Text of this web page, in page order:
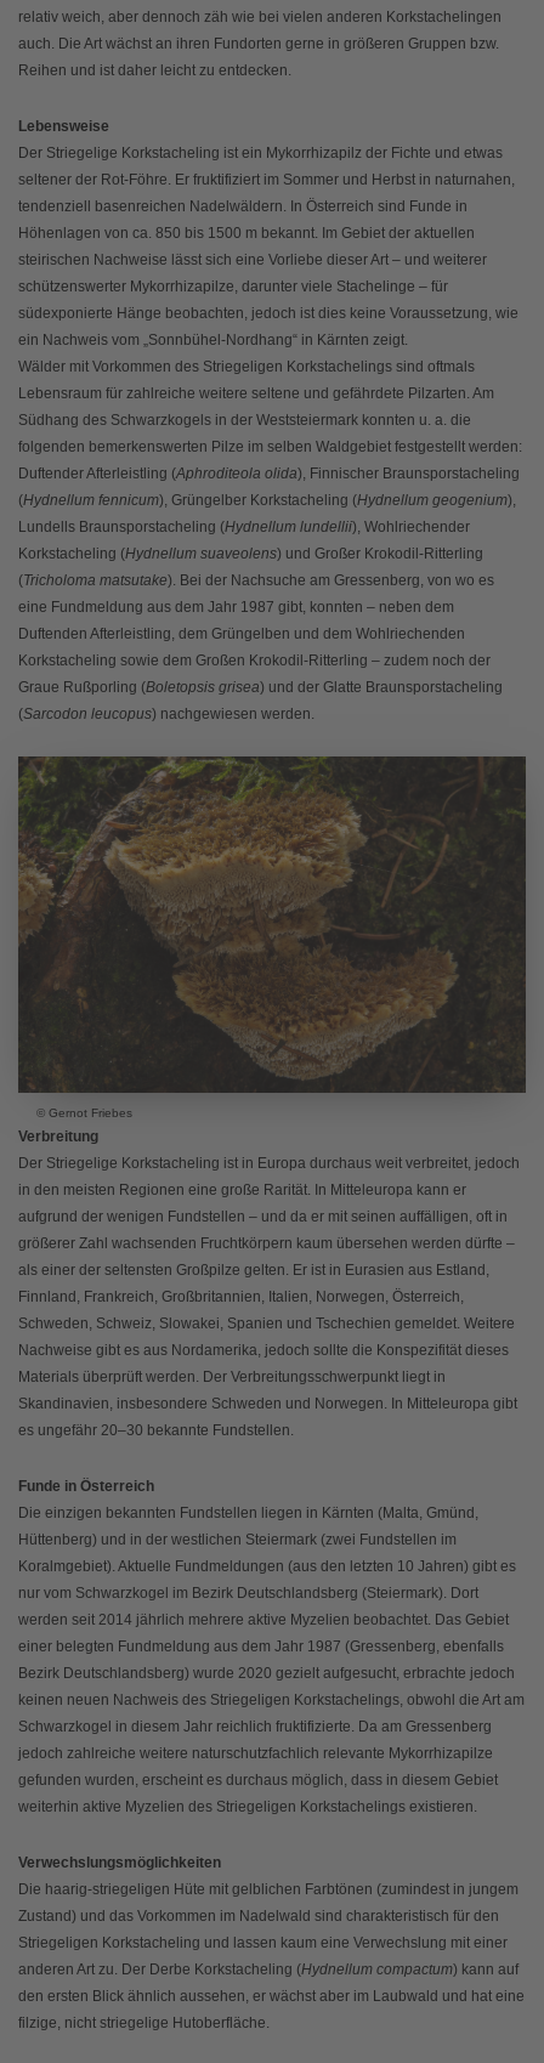
relativ weich, aber dennoch zäh wie bei vielen anderen Korkstachelingen
auch. Die Art wächst an ihren Fundorten gerne in größeren Gruppen bzw.
Reihen und ist daher leicht zu entdecken.
Lebensweise
Der Striegelige Korkstacheling ist ein Mykorrhizapilz der Fichte und etwas
seltener der Rot-Föhre. Er fruktifiziert im Sommer und Herbst in naturnahen,
tendenziell basenreichen Nadelwäldern. In Österreich sind Funde in
Höhenlagen von ca. 850 bis 1500 m bekannt. Im Gebiet der aktuellen
steirischen Nachweise lässt sich eine Vorliebe dieser Art – und weiterer
schützenswerter Mykorrhizapilze, darunter viele Stachelinge – für
südexponierte Hänge beobachten, jedoch ist dies keine Voraussetzung, wie
ein Nachweis vom „Sonnbühel-Nordhang“ in Kärnten zeigt.
Wälder mit Vorkommen des Striegeligen Korkstachelings sind oftmals
Lebensraum für zahlreiche weitere seltene und gefährdete Pilzarten. Am
Südhang des Schwarzkogels in der Weststeiermark konnten u. a. die
folgenden bemerkenswerten Pilze im selben Waldgebiet festgestellt werden:
Duftender Afterleistling (Aphroditeola olida), Finnischer Braunsporstacheling
(Hydnellum fennicum), Grüngelber Korkstacheling (Hydnellum geogenium),
Lundells Braunsporstacheling (Hydnellum lundellii), Wohlriechender
Korkstacheling (Hydnellum suaveolens) und Großer Krokodil-Ritterling
(Tricholoma matsutake). Bei der Nachsuche am Gressenberg, von wo es
eine Fundmeldung aus dem Jahr 1987 gibt, konnten – neben dem
Duftenden Afterleistling, dem Grüngelben und dem Wohlriechenden
Korkstacheling sowie dem Großen Krokodil-Ritterling – zudem noch der
Graue Rußporling (Boletopsis grisea) und der Glatte Braunsporstacheling
(Sarcodon leucopus) nachgewiesen werden.
© Gernot Friebes
Verbreitung
Der Striegelige Korkstacheling ist in Europa durchaus weit verbreitet, jedoch
in den meisten Regionen eine große Rarität. In Mitteleuropa kann er
aufgrund der wenigen Fundstellen – und da er mit seinen auffälligen, oft in
größerer Zahl wachsenden Fruchtkörpern kaum übersehen werden dürfte –
als einer der seltensten Großpilze gelten. Er ist in Eurasien aus Estland,
Finnland, Frankreich, Großbritannien, Italien, Norwegen, Österreich,
Schweden, Schweiz, Slowakei, Spanien und Tschechien gemeldet. Weitere
Nachweise gibt es aus Nordamerika, jedoch sollte die Konspezifität dieses
Materials überprüft werden. Der Verbreitungsschwerpunkt liegt in
Skandinavien, insbesondere Schweden und Norwegen. In Mitteleuropa gibt
es ungefähr 20–30 bekannte Fundstellen.
Funde in Österreich
Die einzigen bekannten Fundstellen liegen in Kärnten (Malta, Gmünd,
Hüttenberg) und in der westlichen Steiermark (zwei Fundstellen im
Koralmgebiet). Aktuelle Fundmeldungen (aus den letzten 10 Jahren) gibt es
nur vom Schwarzkogel im Bezirk Deutschlandsberg (Steiermark). Dort
werden seit 2014 jährlich mehrere aktive Myzelien beobachtet. Das Gebiet
einer belegten Fundmeldung aus dem Jahr 1987 (Gressenberg, ebenfalls
Bezirk Deutschlandsberg) wurde 2020 gezielt aufgesucht, erbrachte jedoch
keinen neuen Nachweis des Striegeligen Korkstachelings, obwohl die Art am
Schwarzkogel in diesem Jahr reichlich fruktifizierte. Da am Gressenberg
jedoch zahlreiche weitere naturschutzfachlich relevante Mykorrhizapilze
gefunden wurden, erscheint es durchaus möglich, dass in diesem Gebiet
weiterhin aktive Myzelien des Striegeligen Korkstachelings existieren.
Verwechslungsmöglichkeiten
Die haarig-striegeligen Hüte mit gelblichen Farbtönen (zumindest in jungem
Zustand) und das Vorkommen im Nadelwald sind charakteristisch für den
Striegeligen Korkstacheling und lassen kaum eine Verwechslung mit einer
anderen Art zu. Der Derbe Korkstacheling (Hydnellum compactum) kann auf
den ersten Blick ähnlich aussehen, er wächst aber im Laubwald und hat eine
filzige, nicht striegelige Hutoberfläche.